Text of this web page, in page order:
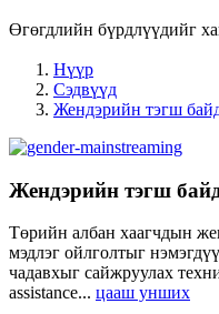
Өгөгдлийн бүрдлүүдийг
Нүүр
Сэдвүүд
Жендэрийн тэгш
Жендэрийн тэгш
Төрийн албан хаагчдын
мэдлэг ойлголтыг
чадавхыг сайжруулах
assistance... цааш унших